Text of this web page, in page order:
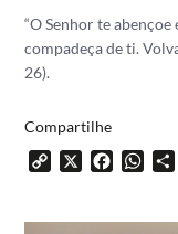
“O Senhor te
compadeça de ti.
26).
Compartilhe
Copy X Facebook